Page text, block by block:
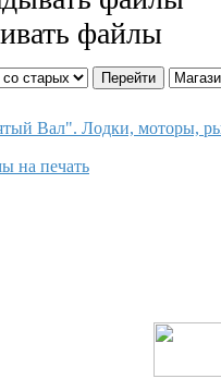
файлы
Вал". Лодки, моторы,